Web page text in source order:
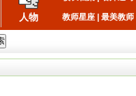
人物 教师星座 最美教师